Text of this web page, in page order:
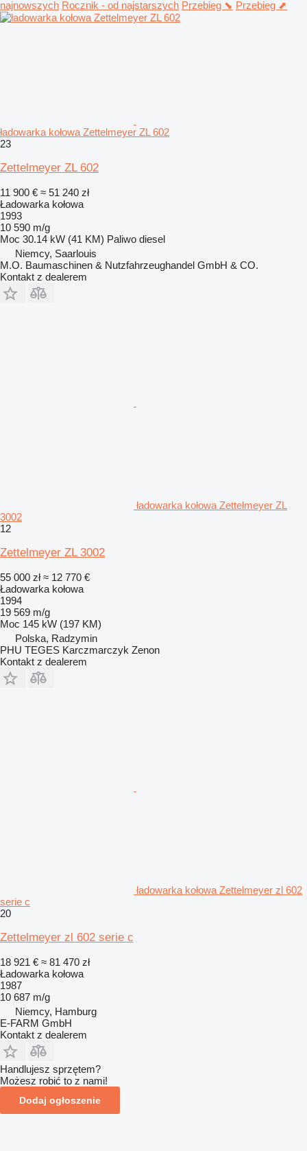
najnowszych Rocznik - od najstarszych Przebieg ⬊ Przebieg ⬈
ładowarka kołowa Zettelmeyer ZL 602
23
Zettelmeyer ZL 602
11 900 € ≈ 51 240 zł
Ładowarka kołowa
1993
10 590 m/g
Moc 30.14 kW (41 KM) Paliwo diesel
Niemcy, Saarlouis
M.O. Baumaschinen & Nutzfahrzeughandel GmbH & CO.
Kontakt z dealerem
ładowarka kołowa Zettelmeyer ZL
3002
12
Zettelmeyer ZL 3002
55 000 zł ≈ 12 770 €
Ładowarka kołowa
1994
19 569 m/g
Moc 145 kW (197 KM)
Polska, Radzymin
PHU TEGES Karczmarczyk Zenon
Kontakt z dealerem
ładowarka kołowa Zettelmeyer zl 602
serie c
20
Zettelmeyer zl 602 serie c
18 921 € ≈ 81 470 zł
Ładowarka kołowa
1987
10 687 m/g
Niemcy, Hamburg
E-FARM GmbH
Kontakt z dealerem
Handlujesz sprzętem?
Możesz robić to z nami!
Dodaj ogłoszenie